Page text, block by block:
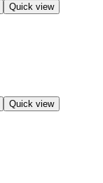
Quick view
Quick view